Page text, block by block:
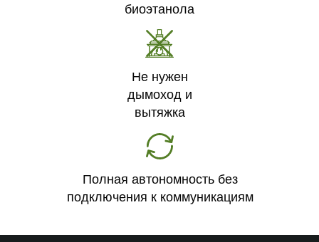
биоэтанола
Не нужен
дымоход и
вытяжка
Полная автономность без
подключения к коммуникациям